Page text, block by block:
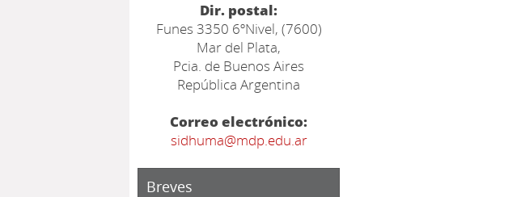
Dir. postal:
Funes 3350 6ºNivel, (7600)
Mar del Plata,
Pcia. de Buenos Aires
República Argentina
Correo electrónico:
sidhuma@mdp.edu.ar
Breves